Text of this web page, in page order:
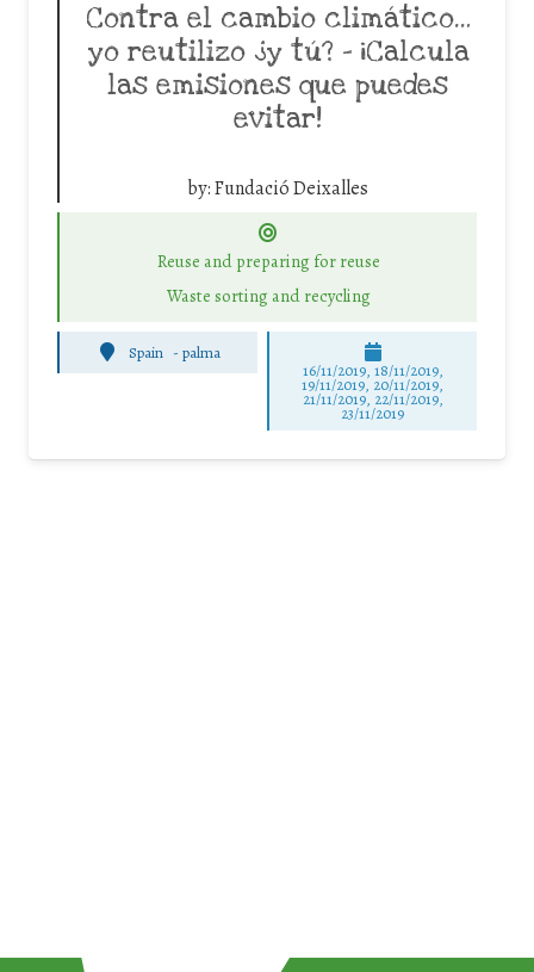
Contra el cambio climático…
yo reutilizo ¿y tú? – ¡Calcula
las emisiones que puedes
evitar!
by:Fundació Deixalles
Reuse and preparing for reuse
Waste sorting and recycling
Spain - palma
16/11/2019, 18/11/2019,
19/11/2019, 20/11/2019,
21/11/2019, 22/11/2019,
23/11/2019